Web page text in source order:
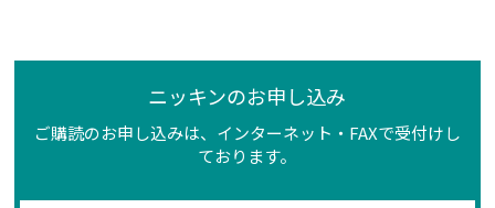
ニッキンのお申し込み
ご購読のお申し込みは、インターネット・FAXで受付けし
ております。